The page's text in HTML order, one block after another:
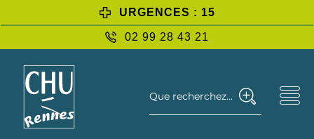
URGENCES : 15
02 99 28 43 21
Que recherchez-vous ?